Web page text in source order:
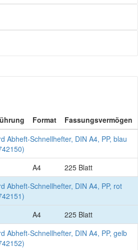
Format
Fassungsvermögen
Abheft-Schnellhefter, DIN A4, PP, blau
A4
225 Blatt
Abheft-Schnellhefter, DIN A4, PP, rot
A4
225 Blatt
Abheft-Schnellhefter, DIN A4, PP, gelb